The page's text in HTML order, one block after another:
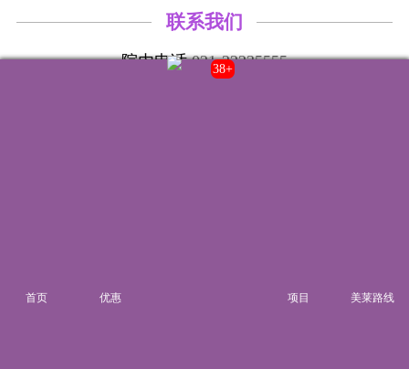
联系我们
院内电话:021-22235555
8:00-20:00
首页 优惠
38+
项目 美莱路线